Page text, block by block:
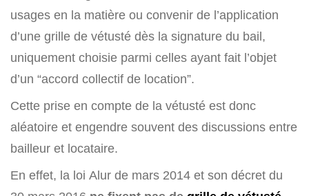
usages en la matière ou convenir de l’application
d’une grille de vétusté dès la signature du bail,
uniquement choisie parmi celles ayant fait l’objet
d’un “accord collectif de location”.
Cette prise en compte de la vétusté est donc
aléatoire et engendre souvent des discussions entre
bailleur et locataire.
En effet, la loi Alur de mars 2014 et son décret du